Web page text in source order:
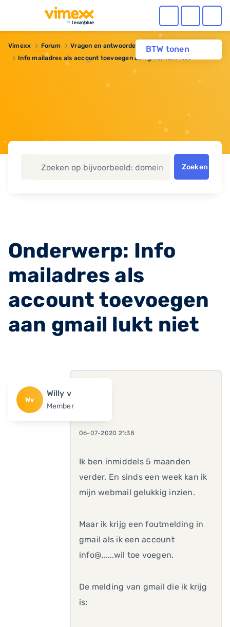
BTW tonen
Vimexx Forum
Vragen en antwoorden
Info mailadres als account toevoegen aan gmail lukt niet
Zoeken
Onderwerp: Info
mailadres als
account toevoegen
aan gmail lukt niet
Wv
Willy v
Member
06-07-2020 21:38
Ik ben inmiddels 5 maanden
verder. En sinds een week kan ik
mijn webmail gelukkig inzien.
Maar ik krijg een foutmelding in
gmail als ik een account
info@......wil toe voegen.
De melding van gmail die ik krijg
is: